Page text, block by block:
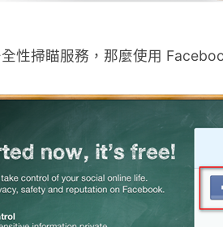
性掃瞄服務，那麼使用